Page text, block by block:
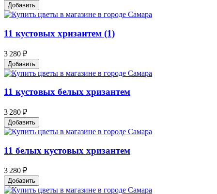
Добавить
11 кустовых хризантем (1)
3 280 ₽
Добавить
11 кустовых белых хризантем
3 280 ₽
Добавить
11 белых кустовых хризантем
3 280 ₽
Добавить